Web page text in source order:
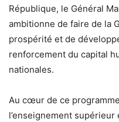
République, le Général
ambitionne de faire de la
prospérité et de
renforcement du capital
nationales.
Au cœur de ce
l’enseignement